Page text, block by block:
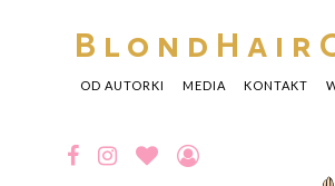
OD AUTORKI MEDIA KONTAKT